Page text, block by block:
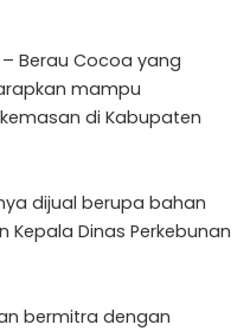
– Berau Cocoa yang
mampu
di Kabupaten
dijual berupa bahan
Dinas Perkebunan
bermitra dengan